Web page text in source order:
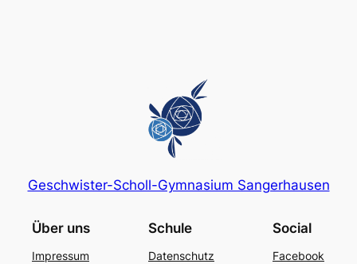
Geschwister-Scholl-Gymnasium Sangerhausen
Über uns
Impressum
Schule
Datenschutz
Social
Facebook